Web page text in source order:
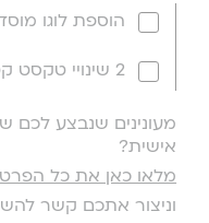
הוספת לוגו
2 שינויי טקסט קטנים
מעונינים שנבצע לכם
אישית?
מלאו כאן את כל
וניצור אתכם קשר